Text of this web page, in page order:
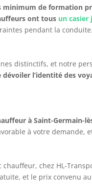
minimum de formation
ont tous un casier
pendant la conduite.
distinctifs, et notre
l’identité des
à Saint-Germain-
à votre demande,
chez HL-
et le prix convenu